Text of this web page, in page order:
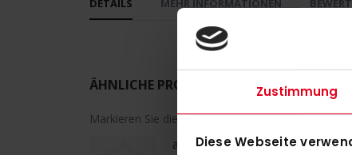
Zustimmung
Diese Webseite
der
Bildergalerie
DETAILS MEHR INFORMATIONEN
ÄHNLICHE PRODUKTE
Markieren Sie die Artikel, um Sie dem Warenkorb
adidas CZV Bremen All Weather